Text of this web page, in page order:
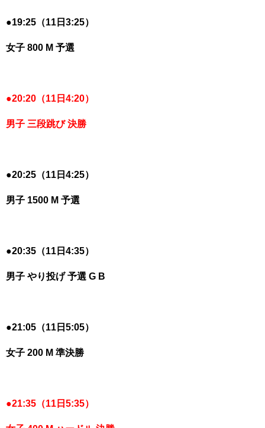
●19:25（11日3:25）
女子 800 M 予選
●20:20（11日4:20）
男子 三段跳び 決勝
●20:25（11日4:25）
男子 1500 M 予選
●20:35（11日4:35）
男子 やり投げ 予選 G B
●21:05（11日5:05）
女子 200 M 準決勝
●21:35（11日5:35）